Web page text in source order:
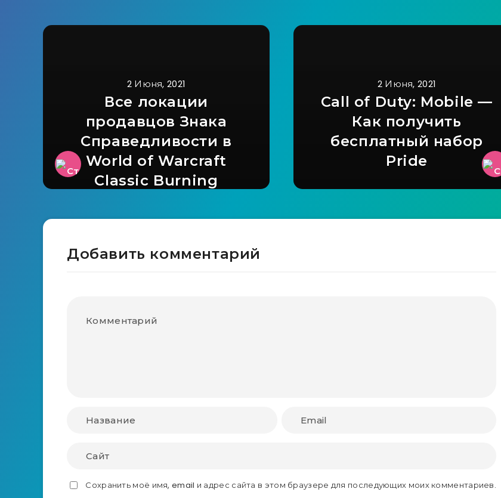
2 Июня, 2021
Все локации
продавцов Знака
Справедливости в
World of Warcraft
Classic Burning
2 Июня, 2021
Call of Duty: Mobile —
Как получить
бесплатный набор
Pride
Добавить комментарий
Сохранить моё имя, email и адрес сайта в этом браузере для последующих моих комментариев.